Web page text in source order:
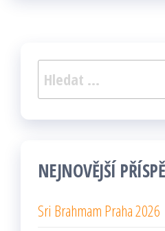
Vyhledávání
NEJNOVĚJŠÍ
Sri Brahmam Praha 2026